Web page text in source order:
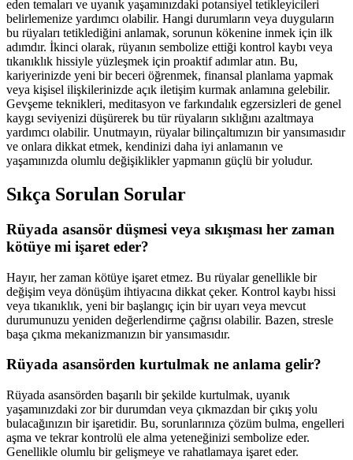
eden temaları ve uyanık yaşamınızdaki potansiyel tetikleyicileri
belirlemenize yardımcı olabilir. Hangi durumların veya duyguların
bu rüyaları tetiklediğini anlamak, sorunun kökenine inmek için ilk
adımdır. İkinci olarak, rüyanın sembolize ettiği kontrol kaybı veya
tıkanıklık hissiyle yüzleşmek için proaktif adımlar atın. Bu,
kariyerinizde yeni bir beceri öğrenmek, finansal planlama yapmak
veya kişisel ilişkilerinizde açık iletişim kurmak anlamına gelebilir.
Gevşeme teknikleri, meditasyon ve farkındalık egzersizleri de genel
kaygı seviyenizi düşürerek bu tür rüyaların sıklığını azaltmaya
yardımcı olabilir. Unutmayın, rüyalar bilinçaltımızın bir yansımasıdır
ve onlara dikkat etmek, kendinizi daha iyi anlamanın ve
yaşamınızda olumlu değişiklikler yapmanın güçlü bir yoludur.
Sıkça Sorulan Sorular
Rüyada asansör düşmesi veya sıkışması her zaman
kötüye mi işaret eder?
Hayır, her zaman kötüye işaret etmez. Bu rüyalar genellikle bir
değişim veya dönüşüm ihtiyacına dikkat çeker. Kontrol kaybı hissi
veya tıkanıklık, yeni bir başlangıç için bir uyarı veya mevcut
durumunuzu yeniden değerlendirme çağrısı olabilir. Bazen, stresle
başa çıkma mekanizmanızın bir yansımasıdır.
Rüyada asansörden kurtulmak ne anlama gelir?
Rüyada asansörden başarılı bir şekilde kurtulmak, uyanık
yaşamınızdaki zor bir durumdan veya çıkmazdan bir çıkış yolu
bulacağınızın bir işaretidir. Bu, sorunlarınıza çözüm bulma, engelleri
aşma ve tekrar kontrolü ele alma yeteneğinizi sembolize eder.
Genellikle olumlu bir gelişmeye ve rahatlamaya işaret eder.